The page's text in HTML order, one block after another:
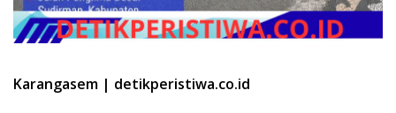
Karangasem | detikperistiwa.co.id